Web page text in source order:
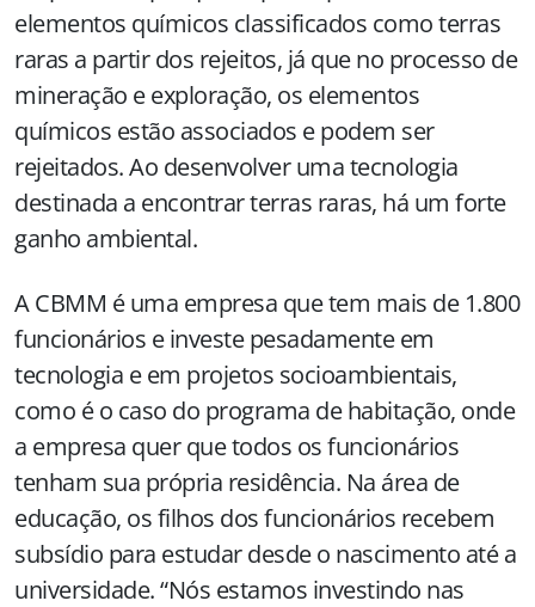
elementos químicos classificados como terras
raras a partir dos rejeitos, já que no processo de
mineração e exploração, os elementos
químicos estão associados e podem ser
rejeitados. Ao desenvolver uma tecnologia
destinada a encontrar terras raras, há um forte
ganho ambiental.
A CBMM é uma empresa que tem mais de 1.800
funcionários e investe pesadamente em
tecnologia e em projetos socioambientais,
como é o caso do programa de habitação, onde
a empresa quer que todos os funcionários
tenham sua própria residência. Na área de
educação, os filhos dos funcionários recebem
subsídio para estudar desde o nascimento até a
universidade. “Nós estamos investindo nas